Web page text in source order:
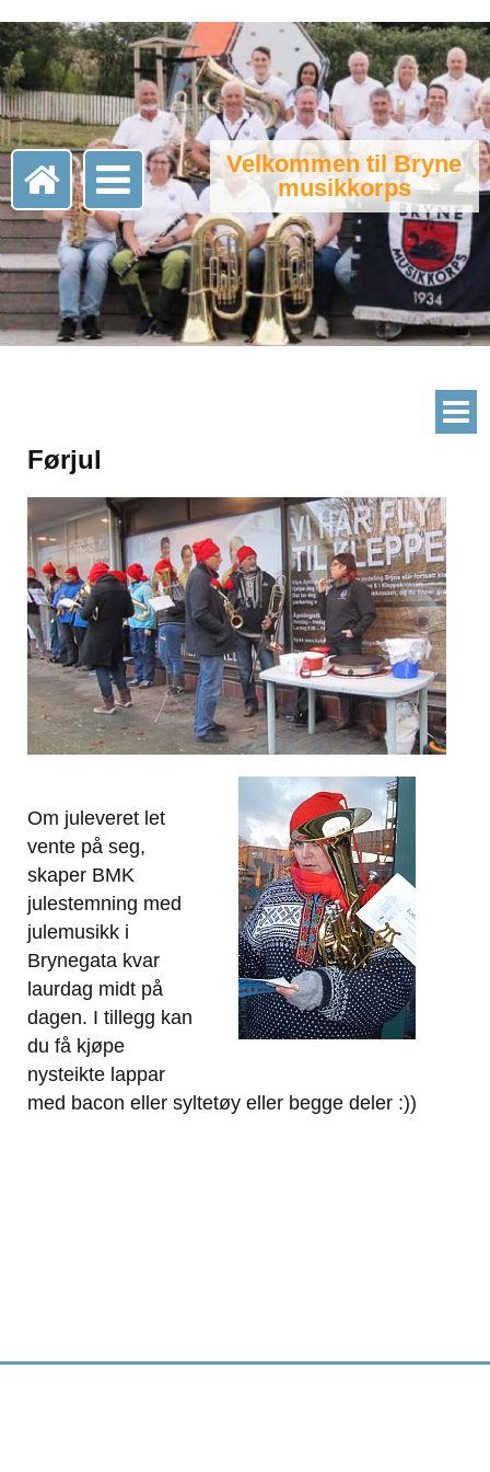
Velkommen til Bryne
musikkorps
Førjul
Om juleveret let
vente på seg,
skaper BMK
julestemning med
julemusikk i
Brynegata kvar
laurdag midt på
dagen. I tillegg kan
du få kjøpe
nysteikte lappar
med bacon eller syltetøy eller begge deler :))